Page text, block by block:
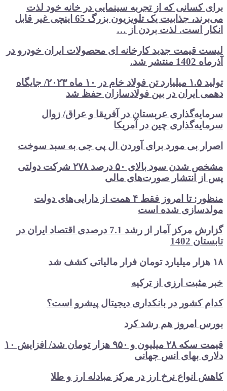
برای کسانی که از تجربه سینمایی در خانه خود لذت
می‌برند، جذابیت یک تلویزیون بزرگ 65 اینچی غیر قابل
انکار است. لذت بردن از …
لیست قیمت جدید کارخانه ای محصولات ایران خودرو در
آذرماه 1402 منتشر شد.
تولید ۱.۵ میلیارد تن فولاد خام در ۱۰ ماه ۲۰۲۳/ جایگاه
دهمی ایران در بین فولادسازان حفظ شد
سرمایه‌گذاری عربستان در آفریقا و عراق/ زوال
سرمایه‌گذاری چین در آمریکا
اصرار بی مورد برای آوردن ال پی جی به سبد سوخت
مشخص شدن سود بالای ۵۰ درصد ۲۷۸ شرکت دولتی
پس از انتشار صورت‌های مالی
منظور: تا امروز فقط ۴ همت از دارایی‌های دولت
مولدسازی شده است
گزارش مرکز آمار از رشد 7.1 درصدی اقتصاد ایران در
تابستان 1402
۱۸ هزار میلیارد تومان فرار مالیاتی کشف شد
خبر مثبت ارزی از ترکیه
کدام کشور در بانکداری دیجیتال پیشرو است؟
بورس امروز هم رشد کرد
قیمت سکه ۲۸ میلیون و ۹۵۰ هزار تومان شد/ افزایش ۱۰
دلاری بهای انس جهانی
کاهش انواع نرخ ارز در مرکز مبادله ارز و طلا